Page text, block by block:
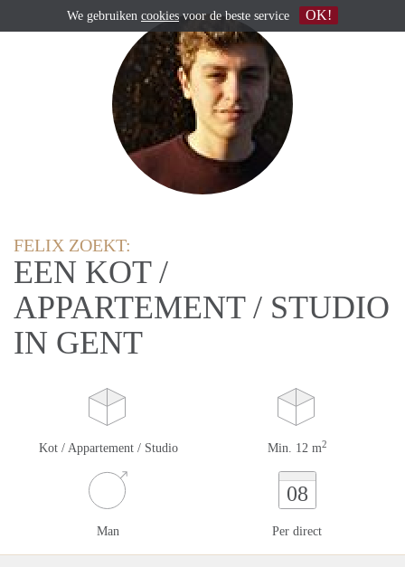
FELIX ZOEKT:
EEN KOT /
APPARTEMENT / STUDIO
IN GENT
Kot / Appartement / Studio Min. 12 m2
Man
08
Per direct
We gebruiken cookiesvoor de beste service OK!